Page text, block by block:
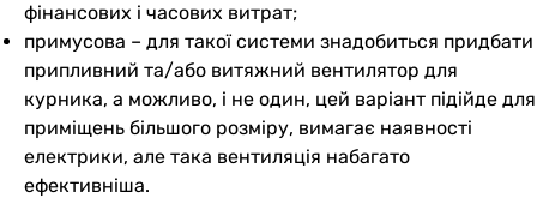
фінансових і часових витрат;
примусова – для такої системи знадобиться придбати
припливний та/або витяжний вентилятор для
курника, а можливо, і не один, цей варіант підійде для
приміщень більшого розміру, вимагає наявності
електрики, але така вентиляція набагато
ефективніша.